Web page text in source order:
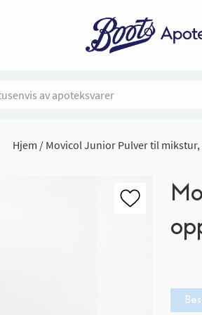
Hjem Movicol Junior Pulver til mikstur,